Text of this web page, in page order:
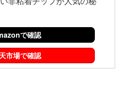
で確認
市場で確認